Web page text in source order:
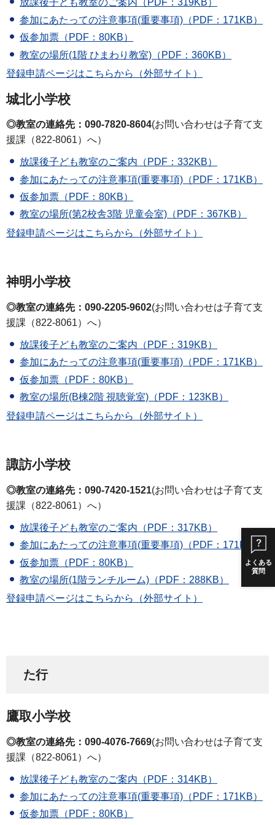
よくある
質問
放課後子ども教室のご案内（PDF：319KB）
参加にあたっての注意事項(重要事項)（PDF：171KB）
仮参加票（PDF：80KB）
教室の場所(1階 ひまわり教室)（PDF：360KB）
登録申請ページはこちらから（外部サイト）
城北小学校
◎教室の連絡先：090-7820-8604(お問い合わせは子育て支
援課（822-8061）へ）
放課後子ども教室のご案内（PDF：332KB）
参加にあたっての注意事項(重要事項)（PDF：171KB）
仮参加票（PDF：80KB）
教室の場所(第2校舎3階 児童会室)（PDF：367KB）
登録申請ページはこちらから（外部サイト）
神明小学校
◎教室の連絡先：090-2205-9602(お問い合わせは子育て支
援課（822-8061）へ）
放課後子ども教室のご案内（PDF：319KB）
参加にあたっての注意事項(重要事項)（PDF：171KB）
仮参加票（PDF：80KB）
教室の場所(B棟2階 視聴覚室)（PDF：123KB）
登録申請ページはこちらから（外部サイト）
諏訪小学校
◎教室の連絡先：090-7420-1521(お問い合わせは子育て支
援課（822-8061）へ）
放課後子ども教室のご案内（PDF：317KB）
参加にあたっての注意事項(重要事項)（PDF：171KB）
仮参加票（PDF：80KB）
教室の場所(1階ランチルーム)（PDF：288KB）
登録申請ページはこちらから（外部サイト）
た行
鷹取小学校
◎教室の連絡先：090-4076-7669(お問い合わせは子育て支
援課（822-8061）へ）
放課後子ども教室のご案内（PDF：314KB）
参加にあたっての注意事項(重要事項)（PDF：171KB）
仮参加票（PDF：80KB）